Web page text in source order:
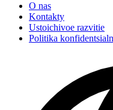
O nas
Kontakty
Ustoichivoe razvitie
Politika